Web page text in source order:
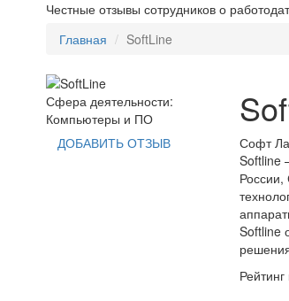
Честные отзывы сотрудников о
Главная SoftLine
Сфера деятельности:
Компьютеры и ПО
ДОБАВИТЬ ОТЗЫВ
Софт
Softline
Softline